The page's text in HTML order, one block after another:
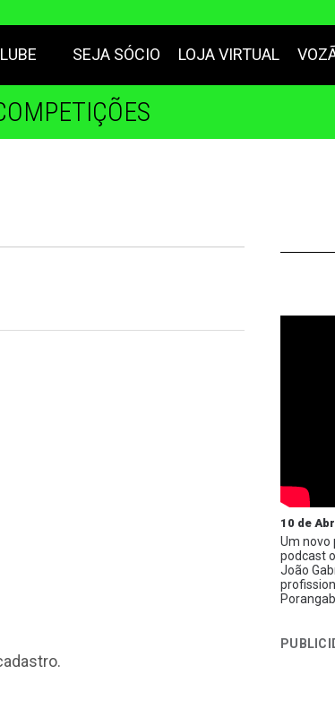
SEJA SÓCIO LOJA VIRTUAL
10 de
Um novo
podcast
João